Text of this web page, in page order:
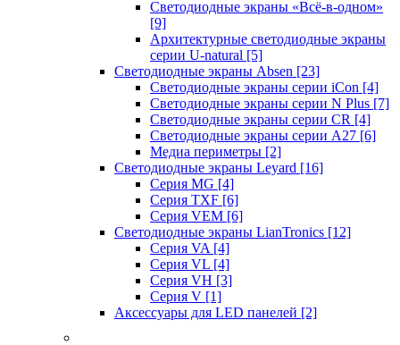
Светодиодные экраны «Всё-в-одном»
[9]
Архитектурные светодиодные экраны
серии U-natural [5]
Светодиодные экраны Absen [23]
Светодиодные экраны серии iCon [4]
Светодиодные экраны серии N Plus [7]
Светодиодные экраны серии CR [4]
Светодиодные экраны серии А27 [6]
Медиа периметры [2]
Светодиодные экраны Leyard [16]
Серия MG [4]
Серия TXF [6]
Серия VEM [6]
Светодиодные экраны LianTronics [12]
Серия VA [4]
Серия VL [4]
Серия VH [3]
Серия V [1]
Аксессуары для LED панелей [2]